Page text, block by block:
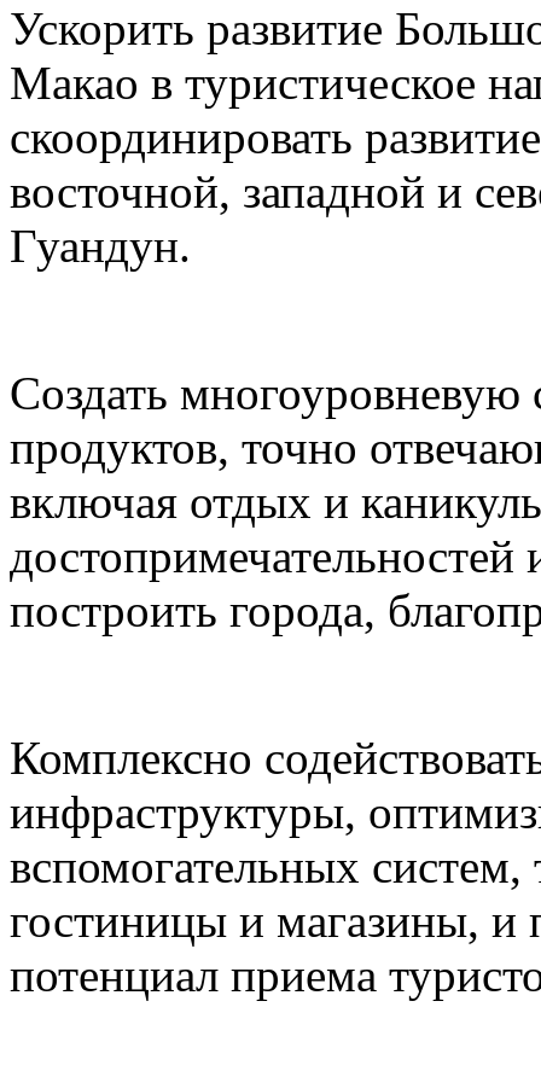
Ускорить развитие
Макао в туристическое
скоординировать
восточной, западной и
Гуандун.
Создать многоуровневую
продуктов, точно
включая отдых и
построить города,
Комплексно
инфраструктуры,
вспомогательных
гостиницы и магазины, и
потенциал приема